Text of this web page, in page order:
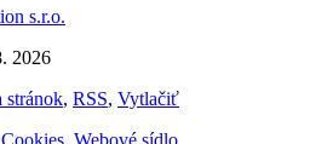
s.r.o.
2026
stránok, RSS, Vytlačiť
Cookies Webové sídlo